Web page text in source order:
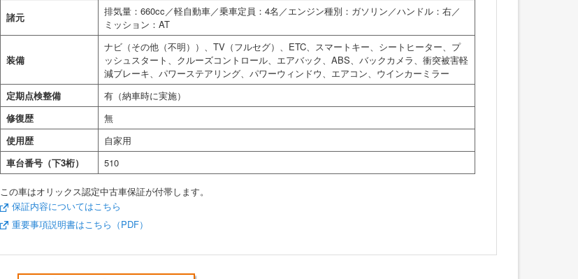
諸元
排気量：660cc／軽自動車／乗車定員：4名／エンジン種別：ガソリン／ハンドル：右／
ミッション：AT
装備
ナビ（その他（不明））、TV（フルセグ）、ETC、スマートキー、シートヒーター、プ
ッシュスタート、クルーズコントロール、エアバック、ABS、バックカメラ、衝突被害軽
減ブレーキ、パワーステアリング、パワーウィンドウ、エアコン、ウインカーミラー
定期点検整備
有（納車時に実施）
修復歴
無
使用歴
自家用
車台番号（下3桁）
510
この車はオリックス認定中古車保証が付帯します。
保証内容についてはこちら
重要事項説明書はこちら（PDF）